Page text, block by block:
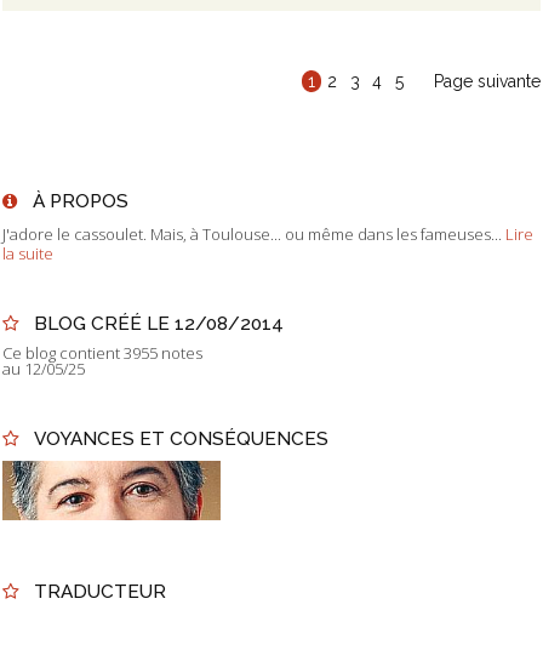
1 2 3 4 5 Page suivante
À PROPOS
J'adore le cassoulet. Mais, à Toulouse... ou même dans les fameuses...
Lire
la suite
BLOG CRÉÉ LE 12/08/2014
Ce blog contient 3955 notes
au 12/05/25
VOYANCES ET CONSÉQUENCES
TRADUCTEUR